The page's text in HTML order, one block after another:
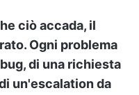
ciò accada, il
Ogni problema
di una richiesta
un'escalation da